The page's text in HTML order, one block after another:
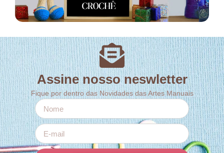
Assine nosso neswletter
Fique por dentro das Novidades das Artes Manuais